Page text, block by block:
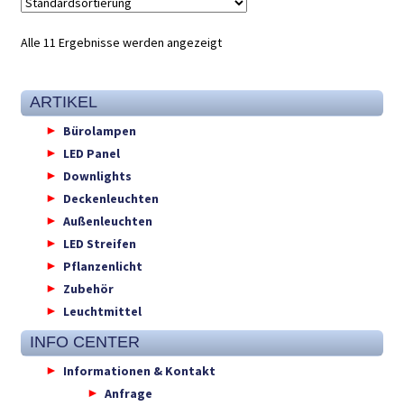
Alle 11 Ergebnisse werden angezeigt
ARTIKEL
Bürolampen
LED Panel
Downlights
Deckenleuchten
Außenleuchten
LED Streifen
Pflanzenlicht
Zubehör
Leuchtmittel
INFO CENTER
Informationen & Kontakt
Anfrage